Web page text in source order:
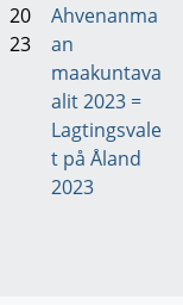
20
23
Ahvenanma
an
maakuntava
alit 2023 =
Lagtingsvale
t på Åland
2023